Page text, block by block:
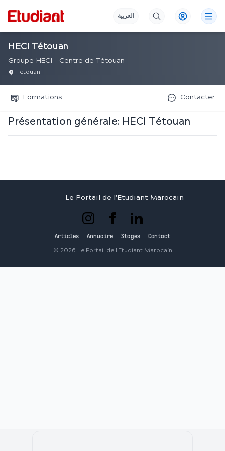
العربية
HECI Tétouan
Groupe HECI - Centre de Tétouan
Tetouan
Formations Contacter
Présentation générale: HECI Tétouan
Le Portail de l'Etudiant Marocain
Articles Annuaire Stages Contact
© 2026 Le Portail de l'Etudiant Marocain